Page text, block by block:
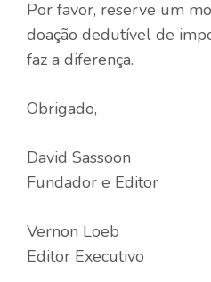
Por favor, reserve um
doação dedutível de
faz a diferença.
Obrigado,
David Sassoon
Fundador e Editor
Vernon Loeb
Editor Executivo